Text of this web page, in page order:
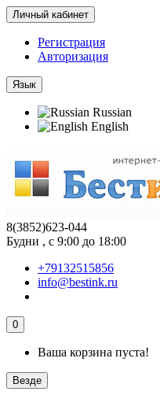
Личный кабинет
Регистрация
Авторизация
Язык
Russian
English
8(3852)623-044
Будни , с 9:00 до 18:00
+79132515856
info@bestink.ru
0
Ваша корзина пуста!
Везде